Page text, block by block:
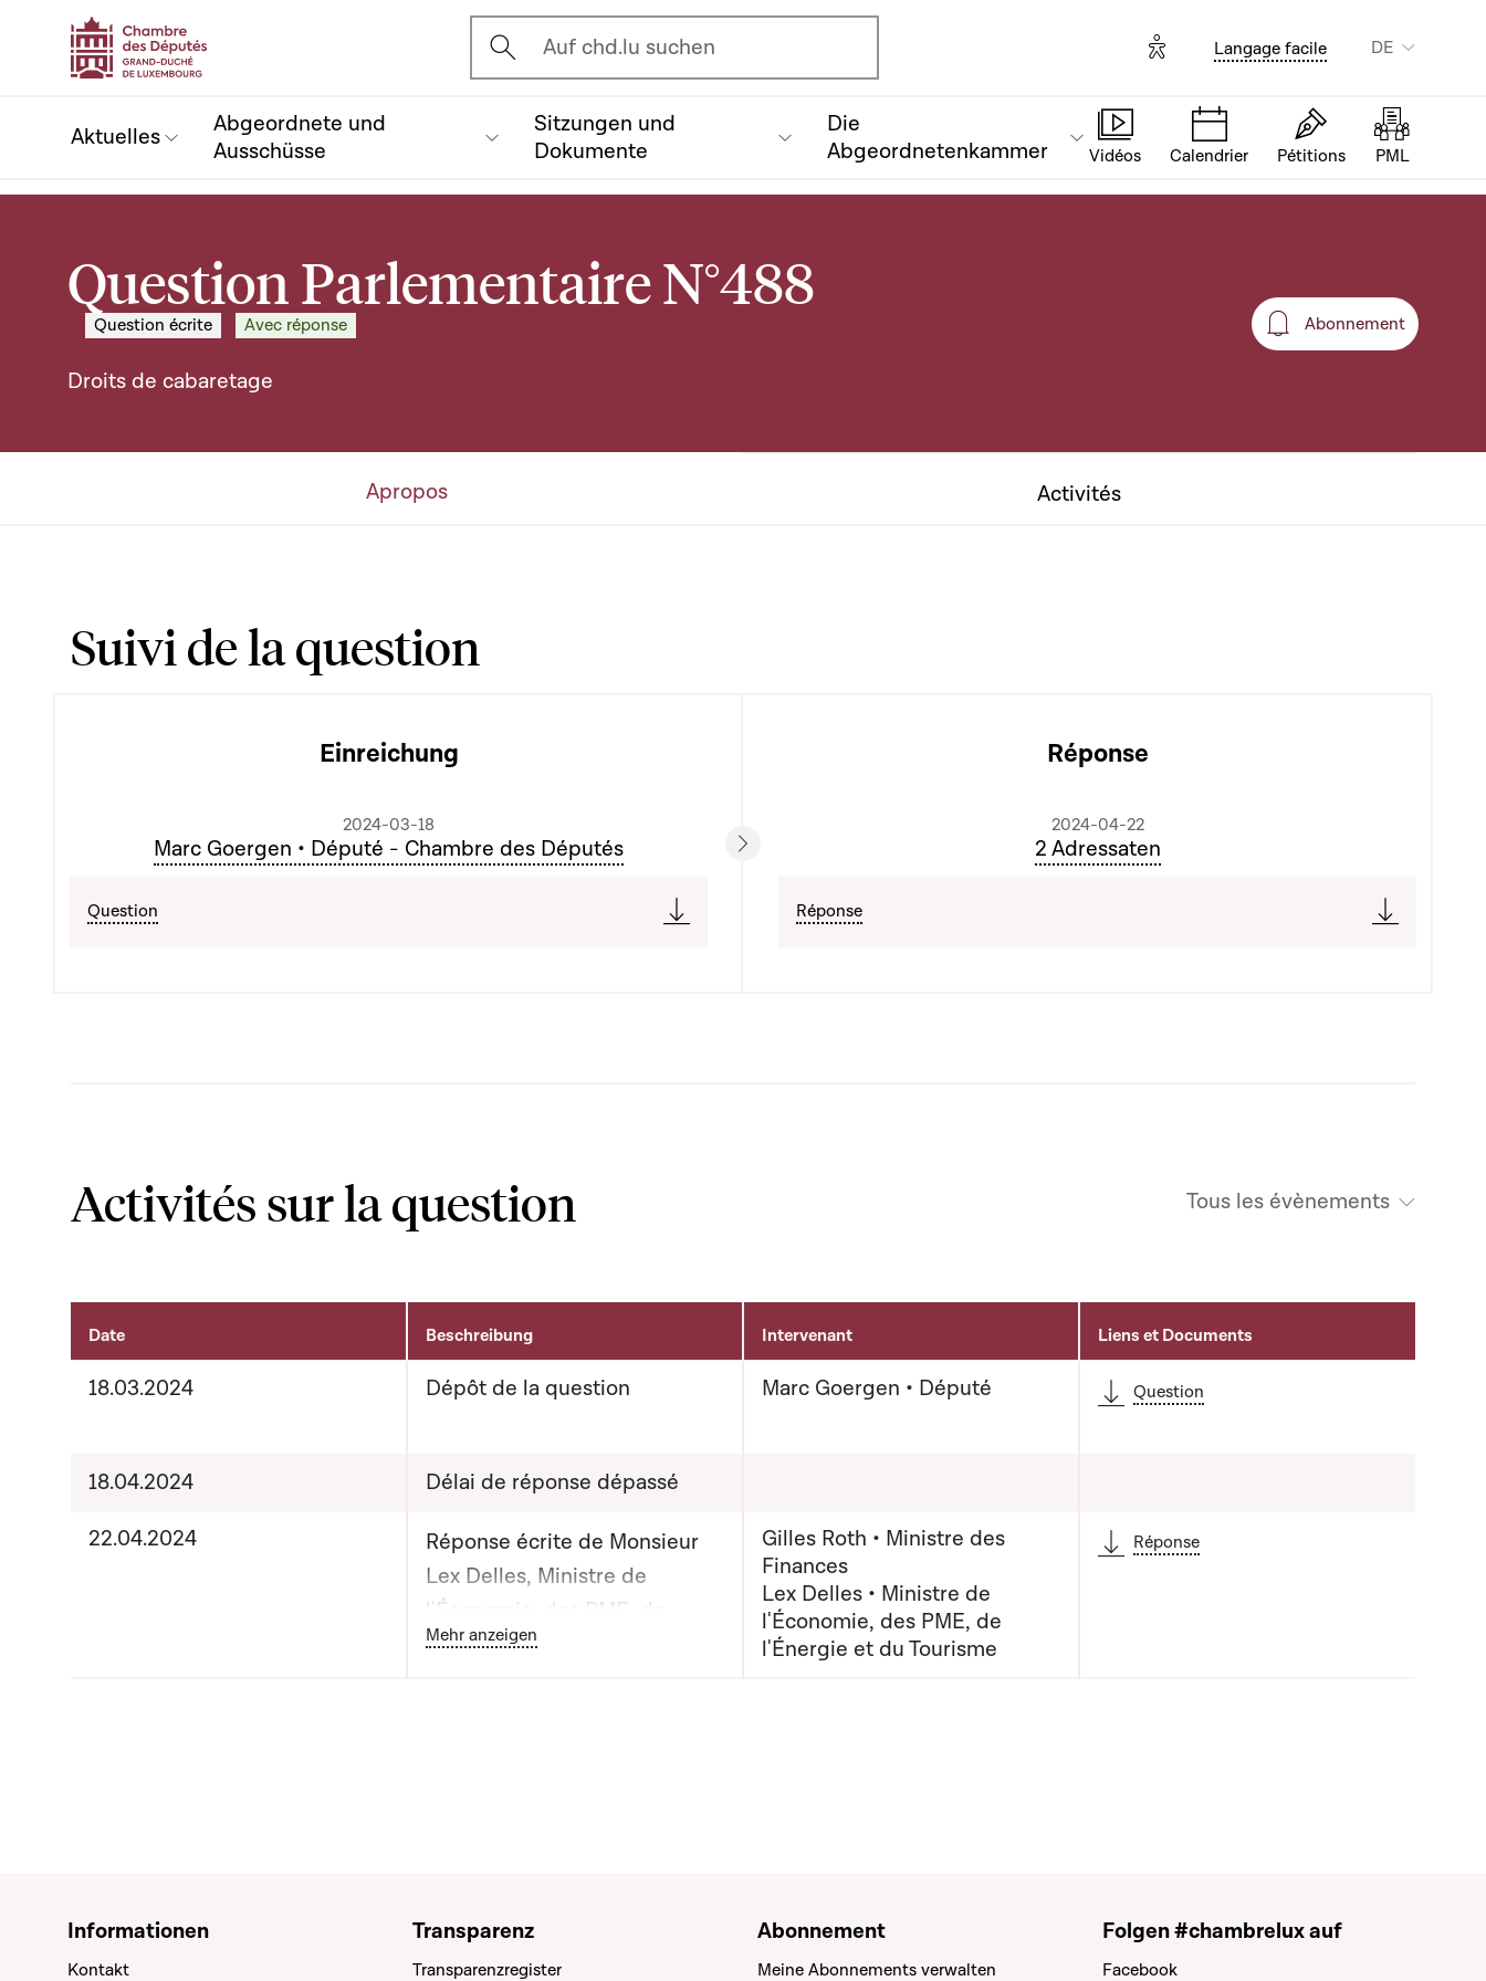
Ouvrir l'écran de recherche
Auf chd.lu suchen Options d'accessibilité
Langage facile DE
Aktuelles
Abgeordnete und
Ausschüsse
Sitzungen und
Dokumente
Die
Abgeordnetenkammer
Vidéos Calendrier Pétitions PML
Question Parlementaire N°488
Question écrite Avec réponse
Droits de cabaretage
Abonnement
Abonnement
Apropos Activités
Suivi de la question
Einreichung
2024-03-18
Marc Goergen • Député - Chambre des Députés
Question
Réponse
2024-04-22
2 Adressaten
Réponse
Activités sur la question Tous les évènements
Activités sur le dossier
Date Beschreibung Intervenant Liens et Documents
18.03.2024 Dépôt de la question Marc Goergen • Député Question
18.04.2024
Délai de réponse dépassé
22.04.2024
Réponse écrite de Monsieur
Lex Delles, Ministre de
l'Économie, des PME, de
l'Énergie et du Tourisme,
Bouton graphique servant à afficher ou cacher tous les éléments de la liste qui précède
Mehr anzeigen
Gilles Roth • Ministre des
Finances
Lex Delles • Ministre de
l'Économie, des PME, de
l'Énergie et du Tourisme
Réponse
Informationen
Kontakt
Transparenz
Transparenzregister
Abonnement
Meine Abonnements verwalten
Folgen #chambrelux auf
Facebook